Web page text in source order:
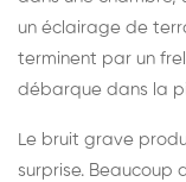
un éclairage de
terminent par un
débarque dans la
Le bruit grave
surprise. Beaucoup